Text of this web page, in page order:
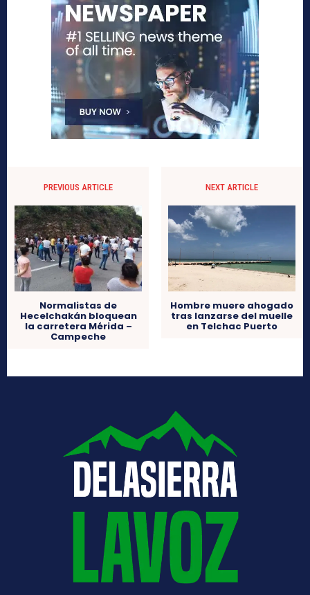
PREVIOUS ARTICLE
Normalistas de
Hecelchakán bloquean
la carretera Mérida –
Campeche
NEXT ARTICLE
Hombre muere ahogado
tras lanzarse del muelle
en Telchac Puerto